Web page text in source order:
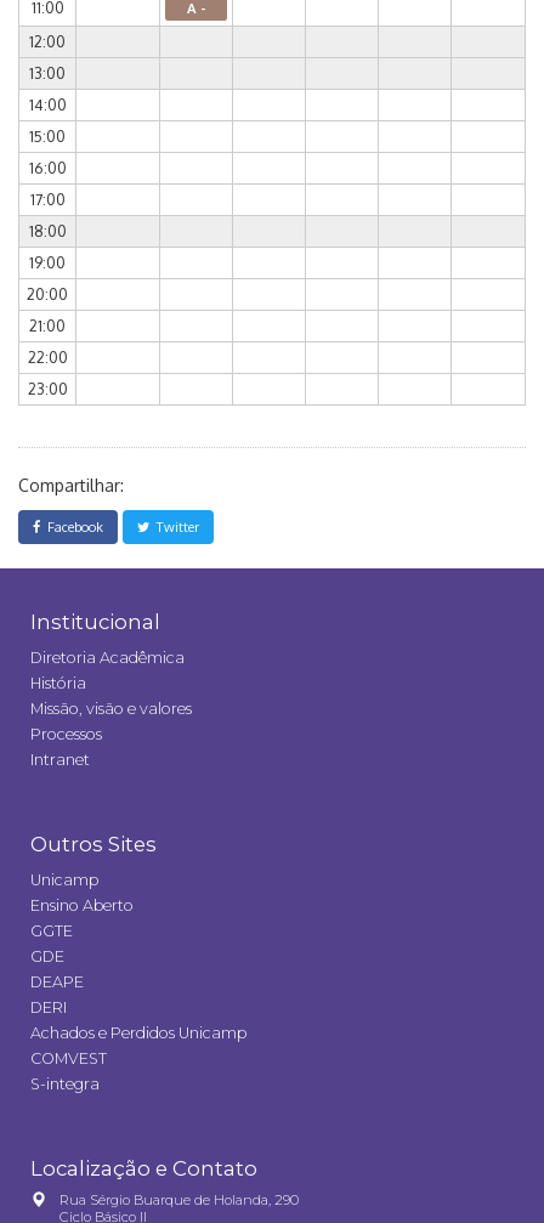
11:00 A -
12:00
13:00
14:00
15:00
16:00
17:00
18:00
19:00
20:00
21:00
22:00
23:00
Compartilhar:
Facebook Twitter
Institucional
Diretoria Acadêmica
História
Missão, visão e valores
Processos
Intranet
Outros Sites
Unicamp
Ensino Aberto
GGTE
GDE
DEAPE
DERI
Achados e Perdidos Unicamp
COMVEST
S-integra
Localização e Contato
Rua Sérgio Buarque de Holanda, 290
Ciclo Básico II